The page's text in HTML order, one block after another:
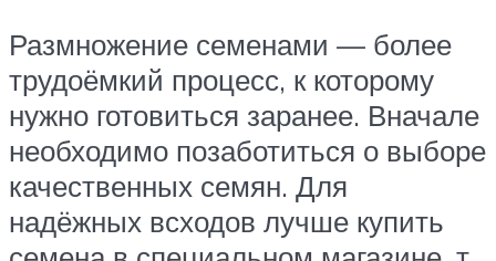
Размножение семенами — более
трудоёмкий процесс, к которому
нужно готовиться заранее. Вначале
необходимо позаботиться о выборе
качественных семян. Для
надёжных всходов лучше купить